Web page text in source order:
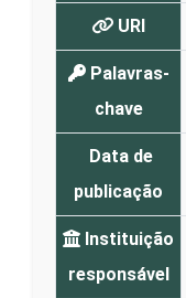
URI
Palavras-
chave
Data de
publicação
Instituição
responsável